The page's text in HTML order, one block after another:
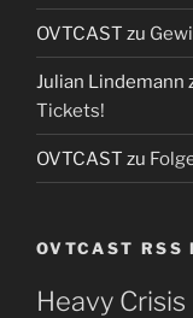
OVTCAST zu
Julian Lindemann
Tickets!
OVTCAST zu
OVTCAST RSS
Heavy